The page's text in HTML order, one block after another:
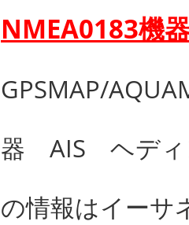
NMEA0183機
GPSMAP/
器 AIS ヘディ
の情報はイーサ